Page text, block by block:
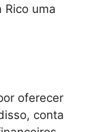
Rico uma
oferecer
conta